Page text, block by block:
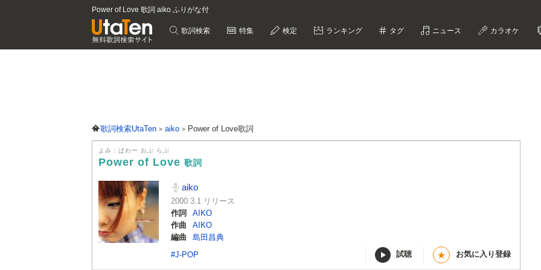
Power of Love 歌詞 aiko ふりがな付
歌詞検索 特集 検定 ランキング タグ ニュース カラオケ
歌詞検索UtaTen aiko Power of Love歌詞
よみ：ぱわー おぶ らぶ
Power of Love 歌詞
aiko
2000.3.1 リリース
作詞
AIKO
作曲
AIKO
編曲
島田昌典
#J-POP
試聴 ★ お気に入り登録